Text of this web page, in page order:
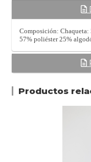
Composición:
57% poliéster 25%
Productos